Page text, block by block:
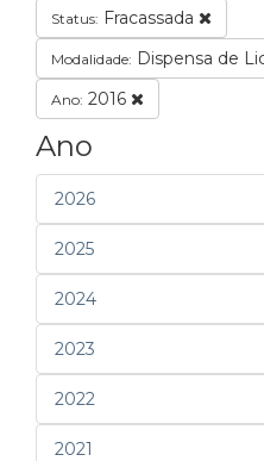
Status: Fracassada
Modalidade: Dispensa de
Ano: 2016
Ano
2026
2025
2024
2023
2022
2021